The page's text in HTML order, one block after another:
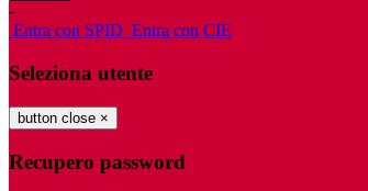
-
Entra con SPID Entra con CIE
Seleziona utente
button close ×
Recupero password